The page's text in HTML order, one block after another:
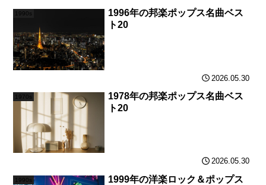
1990s
1996年の邦楽ポップス名曲ベス
ト20
2026.05.30
1970s
1978年の邦楽ポップス名曲ベス
ト20
2026.05.30
1990s
1999年の洋楽ロック＆ポップス